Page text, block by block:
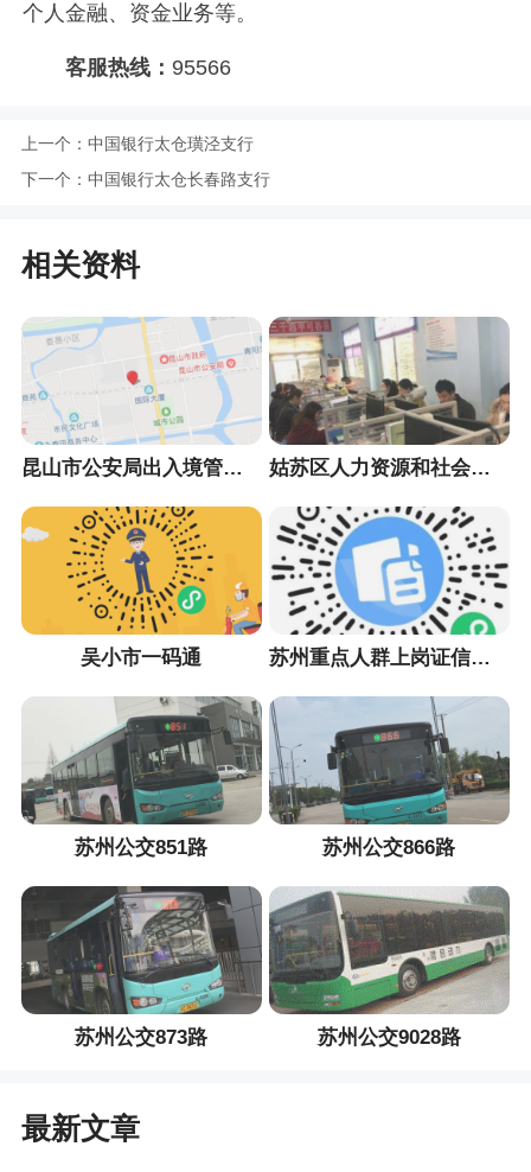
个人金融、资金业务等。
客服热线： 95566
上一个： 中国银行太仓璜泾支行
下一个： 中国银行太仓长春路支行
相关资料
昆山市公安局出入境管理大队 姑苏区人力资源和社会保障局
吴小市一码通 苏州重点人群上岗证信息采集小程序
苏州公交851路 苏州公交866路
苏州公交873路 苏州公交9028路
最新文章